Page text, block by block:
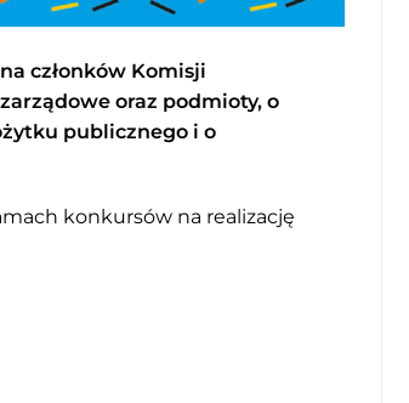
członków Komisji
oraz podmioty, o
publicznego i o
konkursów na realizację